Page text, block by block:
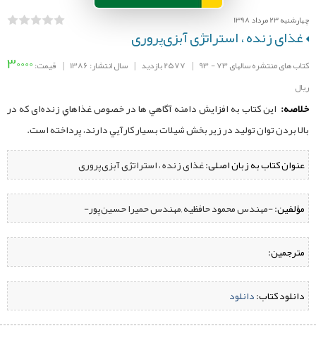
چهارشنبه 23 مرداد 1398
غذای زنده ، استراتژی آبزی‌پروری
کتاب های منتشره سالهای 73 - 93 | 2577 بازدید | سال انتشار: 1386 | قیمت:30000
ریال
خلاصه: این کتاب به افزايش دامنه آگاهي ها در خصوص غذاهاي زنده‌ای كه در
بالا بردن توان توليد در زير بخش شيلات بسيار كارآيي دارند، پرداخته است.
عنوان کتاب به زبان اصلی:غذای زنده ، استراتژی آبزی‌پروری
مؤلفین:‌ -مهندس محمود حافظیه ,مهندس حمیرا حسین‌‌پور-
مترجمین:
دانلود کتاب:دانلود